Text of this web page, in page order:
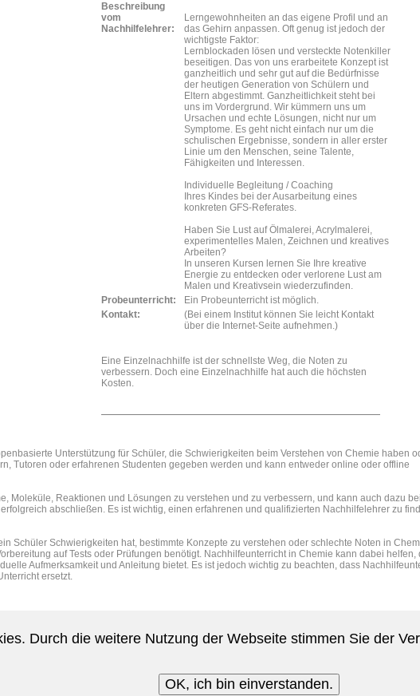
Durch die weitere Nutzung der Webseite stimmen Sie der
OK, ich bin einverstanden.
Beschreibung
vom
Nachhilfelehrer:
Lerngewohnheiten an das eigene Profil und an
das Gehirn anpassen. Oft genug ist jedoch der
wichtigste Faktor:
Lernblockaden lösen und versteckte Notenkiller
beseitigen. Das von uns erarbeitete Konzept ist
ganzheitlich und sehr gut auf die Bedürfnisse
der heutigen Generation von Schülern und
Eltern abgestimmt. Ganzheitlichkeit steht bei
uns im Vordergrund. Wir kümmern uns um
Ursachen und echte Lösungen, nicht nur um
Symptome. Es geht nicht einfach nur um die
schulischen Ergebnisse, sondern in aller erster
Linie um den Menschen, seine Talente,
Fähigkeiten und Interessen.
Individuelle Begleitung / Coaching
Ihres Kindes bei der Ausarbeitung eines
konkreten GFS-Referates.
Haben Sie Lust auf Ölmalerei, Acrylmalerei,
experimentelles Malen, Zeichnen und kreatives
Arbeiten?
In unseren Kursen lernen Sie Ihre kreative
Energie zu entdecken oder verlorene Lust am
Malen und Kreativsein wiederzufinden.
Probeunterricht:
Ein Probeunterricht ist möglich.
Kontakt:
(Bei einem Institut können Sie leicht Kontakt
über die Internet-Seite aufnehmen.)
Eine Einzelnachhilfe ist der schnellste Weg, die Noten zu
verbessern. Doch eine Einzelnachhilfe hat auch die höchsten
Kosten.
Unterstützung für Schüler, die Schwierigkeiten beim Verstehen von Chemie haben
Tutoren oder erfahrenen Studenten gegeben werden und kann entweder online oder offline
Moleküle, Reaktionen und Lösungen zu verstehen und zu verbessern, und kann auch dazu
abschließen. Es ist wichtig, einen erfahrenen und qualifizierten Nachhilfelehrer zu
Schüler Schwierigkeiten hat, bestimmte Konzepte zu verstehen oder schlechte Noten in
auf Tests oder Prüfungen benötigt. Nachhilfeunterricht in Chemie kann dabei helfen,
Aufmerksamkeit und Anleitung bietet. Es ist jedoch wichtig zu beachten, dass
ersetzt.
Sonntag, 09. August 2026 -